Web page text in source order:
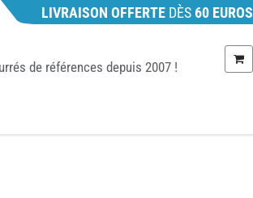
LIVRAISON OFFERTE DÈS60 EUROS
de références depuis 2007 !